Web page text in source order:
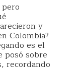
y
Colombia?
es el
posó sobre
recordando